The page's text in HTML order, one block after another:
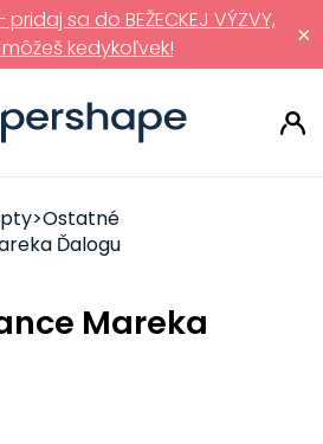
×
sa do BEŽECKEJ VÝZVY,
kedykoľvek!
>Ostatné
Ďalogu
Mareka